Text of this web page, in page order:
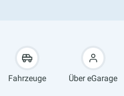
Fahrzeuge Über eGarage